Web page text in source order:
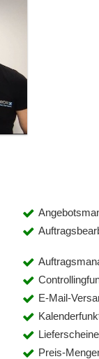
E-Mail-
Lieferscheine
Preis-